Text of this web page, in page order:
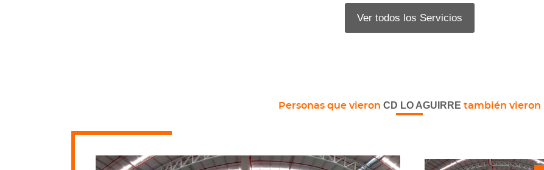
Ver todos los Servicios
Personas que vieron CD LO AGUIRRE también vieron